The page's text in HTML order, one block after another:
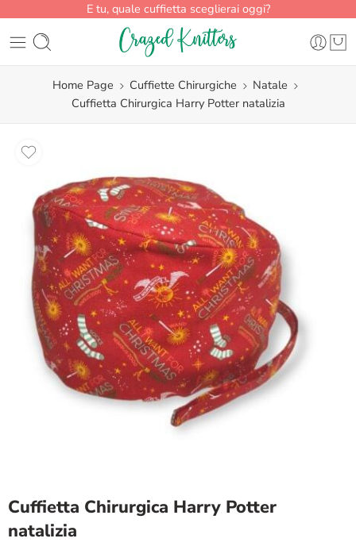
E tu, quale cuffietta sceglierai oggi?
Home Page Cuffiette Chirurgiche
Natale
Cuffietta Chirurgica Harry Potter natalizia
Cuffietta Chirurgica Harry Potter
natalizia